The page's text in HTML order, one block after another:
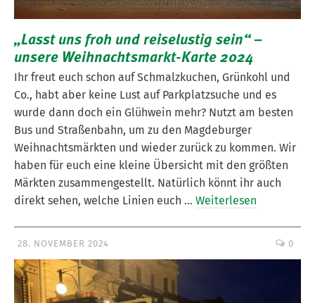
„Lasst uns froh und reiselustig sein“ –
unsere Weihnachtsmarkt-Karte 2024
Ihr freut euch schon auf Schmalzkuchen, Grünkohl und
Co., habt aber keine Lust auf Parkplatzsuche und es
wurde dann doch ein Glühwein mehr? Nutzt am besten
Bus und Straßenbahn, um zu den Magdeburger
Weihnachtsmärkten und wieder zurück zu kommen. Wir
haben für euch eine kleine Übersicht mit den größten
Märkten zusammengestellt. Natürlich könnt ihr auch
direkt sehen, welche Linien euch … Weiterlesen
28. NOVEMBER 2024 0